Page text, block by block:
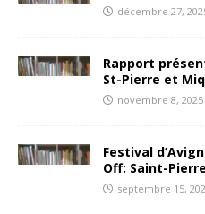
décembre 27,
Rapport
St-Pierre et
novembre 8, 2025
Festival
Off: Saint-
septembre 15,